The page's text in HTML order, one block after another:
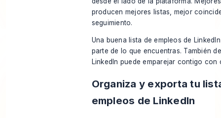
producen mejores listas, mejor
seguimiento.
Una buena lista de empleos de
parte de lo que encuentras. También
LinkedIn puede emparejar contigo con
Organiza y exporta tu
empleos de LinkedIn